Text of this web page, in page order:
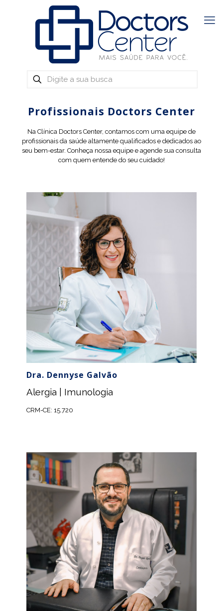
Profissionais Doctors Center
Na Clínica Doctors Center, contamos com uma equipe de
profissionais da saúde altamente qualificados e dedicados ao
seu bem-estar. Conheça nossa equipe e agende sua consulta
com quem entende do seu cuidado!
Dra. Dennyse Galvão
Alergia | Imunologia
CRM-CE: 15.720